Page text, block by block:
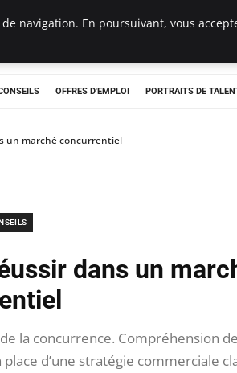
OFFRES D'EMPLOI PORTRAITS DE
un marché concurrentiel
dans un
la concurrence. Compréhension
d’une stratégie commerciale
navigation. En poursuivant, vous